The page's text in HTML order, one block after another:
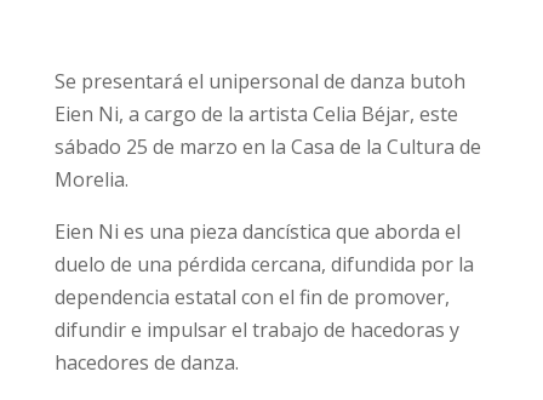
Se presentará el unipersonal de danza butoh
Eien Ni, a cargo de la artista Celia Béjar, este
sábado 25 de marzo en la Casa de la Cultura de
Morelia.
Eien Ni es una pieza dancística que aborda el
duelo de una pérdida cercana, difundida por la
dependencia estatal con el fin de promover,
difundir e impulsar el trabajo de hacedoras y
hacedores de danza.